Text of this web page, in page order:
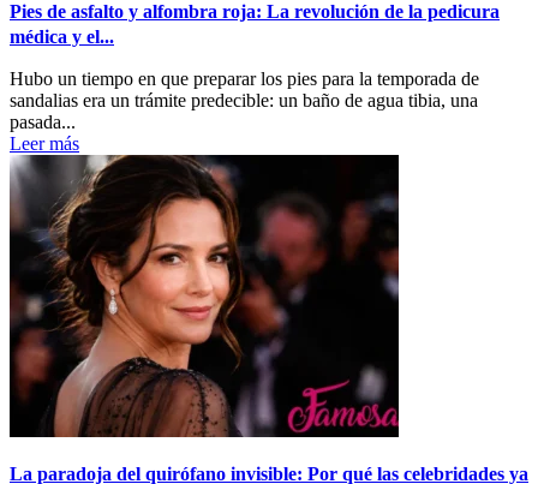
Pies de asfalto y alfombra roja: La revolución de la pedicura
médica y el...
Hubo un tiempo en que preparar los pies para la temporada de
sandalias era un trámite predecible: un baño de agua tibia, una
pasada...
Leer más
La paradoja del quirófano invisible: Por qué las celebridades ya